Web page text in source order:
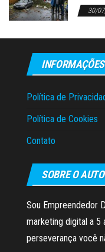
30/
INFORMAÇÕES
Política de
Política de Cookies
Contato
SOBRE O
Sou Empreendedor
marketing digital a 5
perseverança você